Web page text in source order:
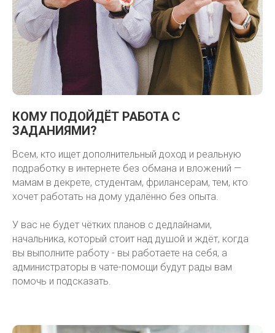
КОМУ ПОДОЙДЁТ РАБОТА С
ЗАДАНИЯМИ?
Всем, кто ищет дополнительный доход и реальную
подработку в интернете без обмана и вложений —
мамам в декрете, студентам, фрилансерам, тем, кто
хочет работать на дому удалённо без опыта.
У вас не будет чётких планов с дедлайнами,
начальника, который стоит над душой и ждёт, когда
вы выполните работу - вы работаете на себя, а
администраторы в чате-помощи будут рады вам
помочь и подсказать.